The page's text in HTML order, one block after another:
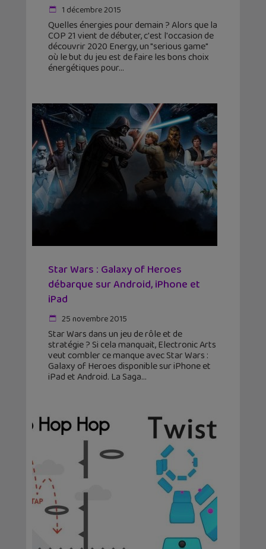
1 décembre 2015
Quelles énergies pour demain ? Alors que la
COP 21 vient de débuter, c'est l'occasion de
découvrir 2020 Energy, un "serious game"
où le but du jeu est de faire les bons choix
énergétiques pour
Star Wars : Galaxy of Heroes
débarque sur Android, iPhone et
iPad
25 novembre 2015
Star Wars dans un jeu de rôle et de
stratégie ? Si cela manquait, Electronic Arts
veut combler ce manque avec Star Wars :
Galaxy of Heroes disponible sur iPhone et
iPad et Android. La Saga